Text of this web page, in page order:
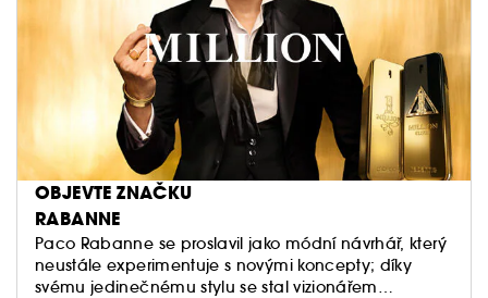
OBJEVTE ZNAČKU
RABANNE
Paco Rabanne se proslavil jako módní návrhář, který
neustále experimentuje s novými koncepty; díky
svému jedinečnému stylu se stal vizionářem